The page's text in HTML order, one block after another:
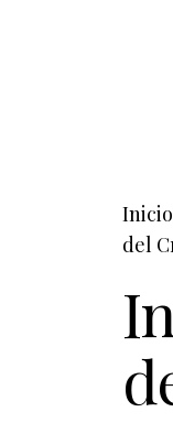
Inicio
del